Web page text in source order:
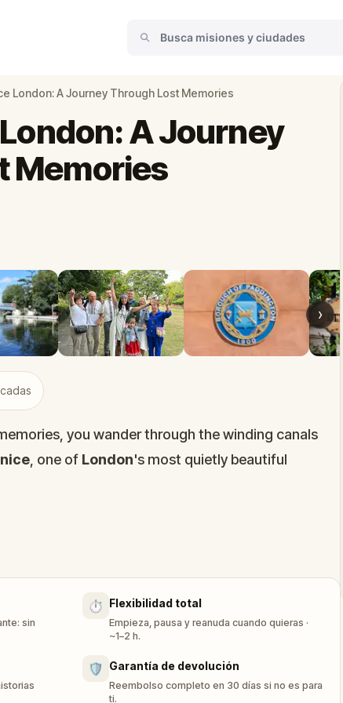
London: A Journey Through Lost Memories
›
A Journey
Memories
you wander through the winding canals
, one of London's most quietly beautiful
the streets of
the way, you'll have unexpected company:
birth house, a South Pole explorer appears in a
sits beside you on a canal bench, each reflecting
at you.
sin
⏱️ Flexibilidad total
Empieza, pausa y reanuda cuando quieras ·
~1–2 h.
🛡️ Garantía de devolución
Reembolso completo en 30 días si no es para
ti.